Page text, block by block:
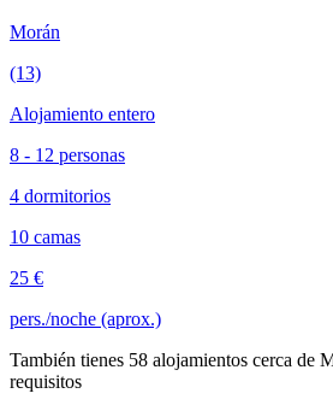
Morán
(13)
Alojamiento entero
8 - 12 personas
4 dormitorios
10 camas
25 €
pers./noche (aprox.)
También tienes 58 alojamientos cerca de
requisitos